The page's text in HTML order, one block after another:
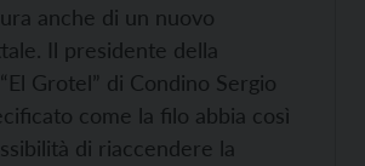
anche di un nuovo
Il presidente della
Grotel” di Condino Sergio
come la filo abbia così
di riaccendere la